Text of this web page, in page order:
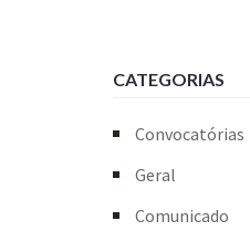
CATEGORIAS
Convocatórias
Geral
Comunicado